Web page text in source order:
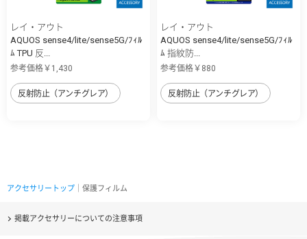
レイ・アウト
AQUOS sense4/lite/sense5G/ﾌｨﾙ
ﾑ TPU 反...
参考価格￥1,430
反射防止（アンチグレア）
レイ・アウト
AQUOS sense4/lite/sense5G/ﾌｨﾙ
ﾑ 指紋防...
参考価格￥880
反射防止（アンチグレア）
アクセサリートップ ｜保護フィルム
掲載アクセサリーについての注意事項